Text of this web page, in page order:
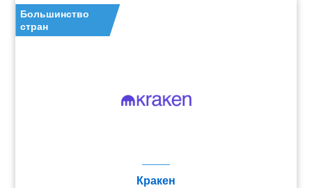
Большинство
стран
Кракен